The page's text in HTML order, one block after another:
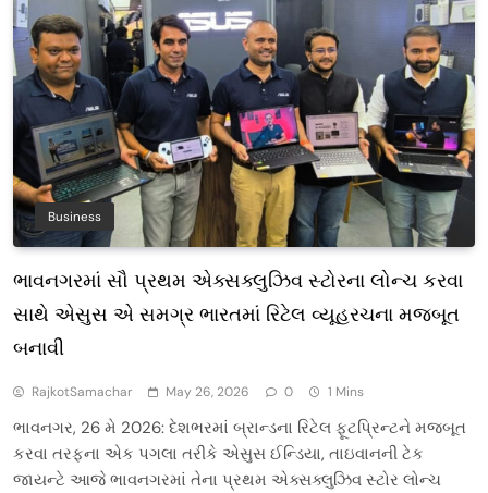
Business
ભાવનગરમાં સૌ પ્રથમ એક્સક્લુઝિવ સ્ટોરના લોન્ચ કરવા
સાથે એસુસ એ સમગ્ર ભારતમાં રિટેલ વ્યૂહરચના મજબૂત
બનાવી
RajkotSamachar May 26, 2026 0 1 Mins
ભાવનગર, 26 મે 2026: દેશભરમાં બ્રાન્ડના રિટેલ ફૂટપ્રિન્ટને મજબૂત
કરવા તરફના એક પગલા તરીકે એસુસ ઈન્ડિયા, તાઇવાનની ટેક
જાયન્ટે આજે ભાવનગરમાં તેના પ્રથમ એક્સક્લુઝિવ સ્ટોર લોન્ચ